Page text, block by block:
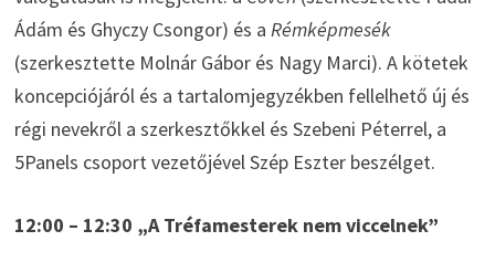
Ádám és Ghyczy Csongor) és a Rémképmesék
(szerkesztette Molnár Gábor és Nagy Marci). A kötetek
koncepciójáról és a tartalomjegyzékben fellelhető új és
régi nevekről a szerkesztőkkel és Szebeni Péterrel, a
5Panels csoport vezetőjével Szép Eszter beszélget.
12:00 – 12:30 „A Tréfamesterek nem viccelnek”